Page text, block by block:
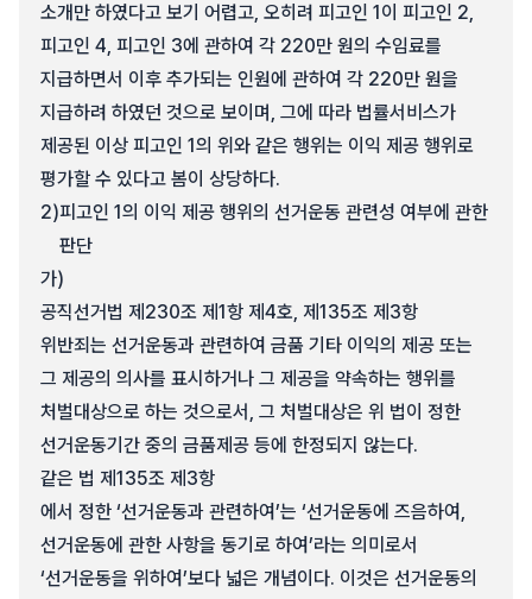
소개만 하였다고 보기 어렵고, 오히려 피고인 1이 피고인 2,
피고인 4, 피고인 3에 관하여 각 220만 원의 수임료를
지급하면서 이후 추가되는 인원에 관하여 각 220만 원을
지급하려 하였던 것으로 보이며, 그에 따라 법률서비스가
제공된 이상 피고인 1의 위와 같은 행위는 이익 제공 행위로
평가할 수 있다고 봄이 상당하다.
2)피고인 1의 이익 제공 행위의 선거운동 관련성 여부에 관한
판단
가)
공직선거법 제230조 제1항 제4호, 제135조 제3항
위반죄는 선거운동과 관련하여 금품 기타 이익의 제공 또는
그 제공의 의사를 표시하거나 그 제공을 약속하는 행위를
처벌대상으로 하는 것으로서, 그 처벌대상은 위 법이 정한
선거운동기간 중의 금품제공 등에 한정되지 않는다.
같은 법 제135조 제3항
에서 정한 ‘선거운동과 관련하여’는 ‘선거운동에 즈음하여,
선거운동에 관한 사항을 동기로 하여’라는 의미로서
‘선거운동을 위하여’보다 넓은 개념이다. 이것은 선거운동의